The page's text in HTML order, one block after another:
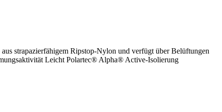
strapazierfähigem Ripstop-Nylon und verfügt über Belüftungen
Leicht Polartec® Alpha® Active-Isolierung